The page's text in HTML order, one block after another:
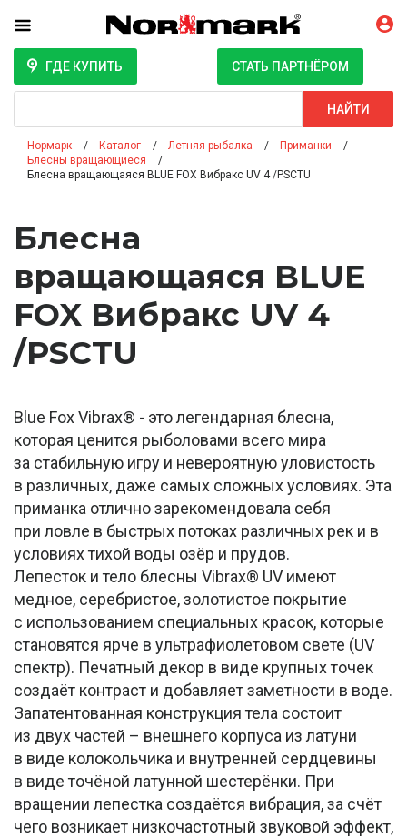
ГДЕ КУПИТЬ СТАТЬ ПАРТНЁРОМ
НАЙТИ
Нормарк Каталог Летняя рыбалка
Приманки
Блесны вращающиеся
Блесна вращающаяся BLUE FOX Вибракс UV 4 /PSCTU
Блесна
вращающаяся BLUE
FOX Вибракс UV 4
/PSCTU
Blue Fox Vibrax® - это легендарная блесна,
которая ценится рыболовами всего мира
за стабильную игру и невероятную уловистость
в различных, даже самых сложных условиях. Эта
приманка отлично зарекомендовала себя
при ловле в быстрых потоках различных рек и в
условиях тихой воды озёр и прудов.
Лепесток и тело блесны Vibrax® UV имеют
медное, серебристое, золотистое покрытие
с использованием специальных красок, которые
становятся ярче в ультрафиолетовом свете (UV
спектр). Печатный декор в виде крупных точек
создаёт контраст и добавляет заметности в воде.
Запатентованная конструкция тела состоит
из двух частей – внешнего корпуса из латуни
в виде колокольчика и внутренней сердцевины
в виде точёной латунной шестерёнки. При
вращении лепестка создаётся вибрация, за счёт
чего возникает низкочастотный звуковой эффект,